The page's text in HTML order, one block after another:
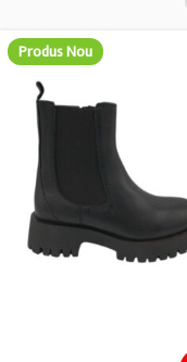
Produs Nou